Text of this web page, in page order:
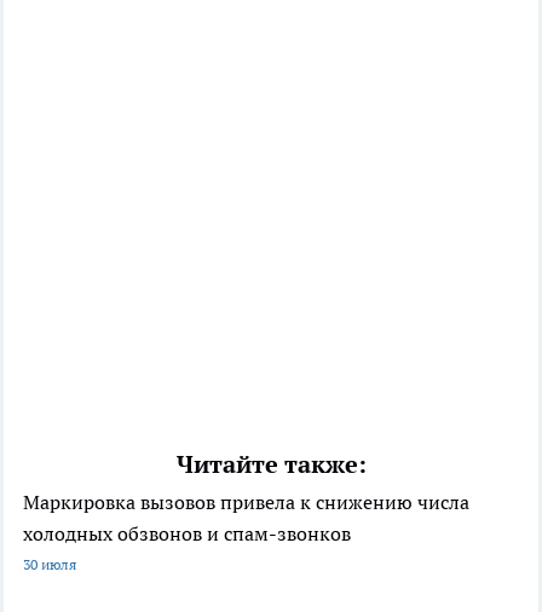
Читайте также:
Маркировка вызовов привела к снижению числа
холодных обзвонов и спам-звонков
30 июля